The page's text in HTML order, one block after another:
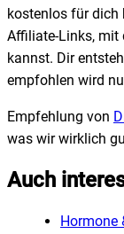
kostenlos für dich
Affiliate-Links, mit
kannst. Dir
empfohlen wird
Empfehlung von
was wir wirklich
Auch
Hormone